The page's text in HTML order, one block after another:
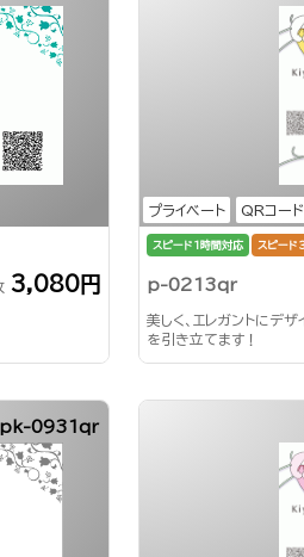
3,080円
プライベート QRコード
スピード1時間対応 スピード
p-0213qr
美しく、エレガントにデ
を引き立てます！
pk-0931qr